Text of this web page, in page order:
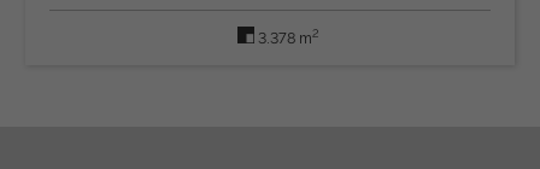
3.378 m2